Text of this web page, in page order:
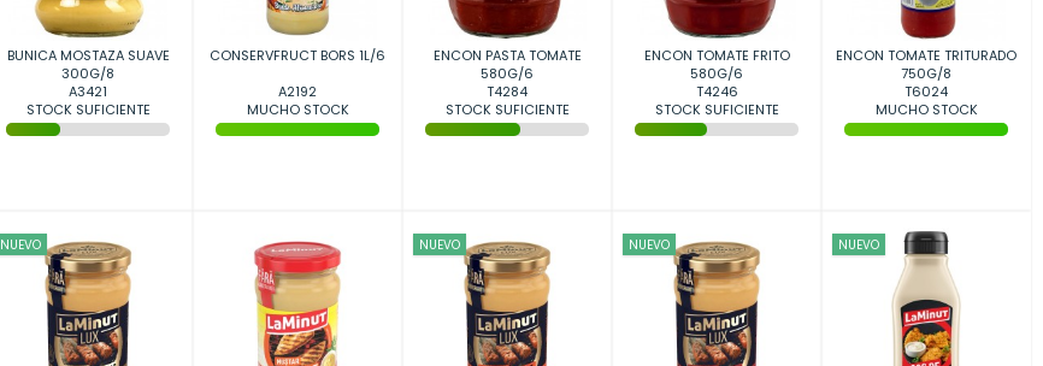
BUNICA MOSTAZA SUAVE
300G/8
A3421
STOCK SUFICIENTE
CONSERVFRUCT BORS 1L/6
A2192
MUCHO STOCK
ENCON PASTA TOMATE
580G/6
T4284
STOCK SUFICIENTE
ENCON TOMATE FRITO
580G/6
T4246
STOCK SUFICIENTE
ENCON TOMATE TRITURADO
750G/8
T6024
MUCHO STOCK
NUEVO NUEVO NUEVO NUEVO